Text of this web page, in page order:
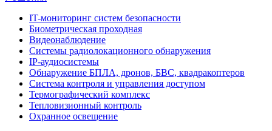
IT-мониторинг систем безопасности
Биометрическая проходная
Видеонаблюдение
Системы радиолокационного обнаружения
IP-аудиосистемы
Обнаружение БПЛА, дронов, БВС, квадракоптеров
Система контроля и управления доступом
Термографический комплекс
Тепловизионный контроль
Охранное освещение